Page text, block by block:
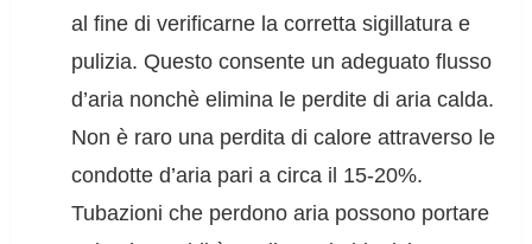
al fine di verificarne la corretta sigillatura e
pulizia. Questo consente un adeguato flusso
d’aria nonchè elimina le perdite di aria calda.
Non è raro una perdita di calore attraverso le
condotte d’aria pari a circa il 15-20%.
Tubazioni che perdono aria possono portare